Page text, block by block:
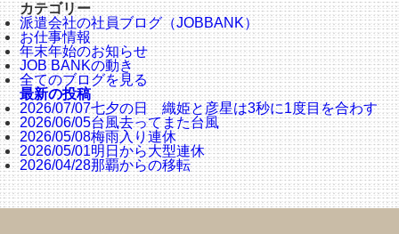
カテゴリー
派遣会社の社員ブログ（JOBBANK）
お仕事情報
年末年始のお知らせ
JOB BANKの動き
全てのブログを見る
最新の投稿
2026/07/07七夕の日 織姫と彦星は3秒に1度目を合わす
2026/06/05台風去ってまた台風
2026/05/08梅雨入り連休
2026/05/01明日から大型連休
2026/04/28那覇からの移転